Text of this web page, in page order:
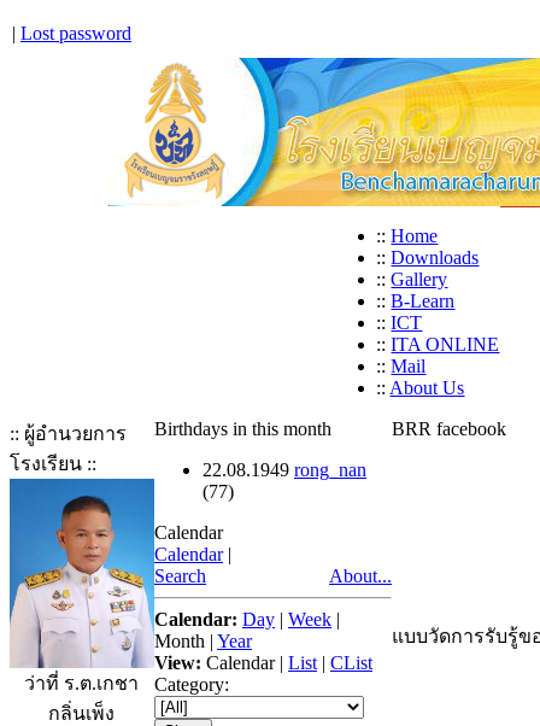
| Lost password
:: Home
:: Downloads
:: Gallery
:: B-Learn
:: ICT
:: ITA ONLINE
:: Mail
:: About Us
:: ผู้อำนวยการ
โรงเรียน ::
ว่าที่ ร.ต.เกชา
กลิ่นเพ็ง
Birthdays in this month
22.08.1949 rong_nan
(77)
Calendar
Calendar |
Search
About...
Calendar: Day | Week |
Month | Year
View: Calendar| List | CList
Category:
BRR facebook
แบบวัดการรับรู้ข